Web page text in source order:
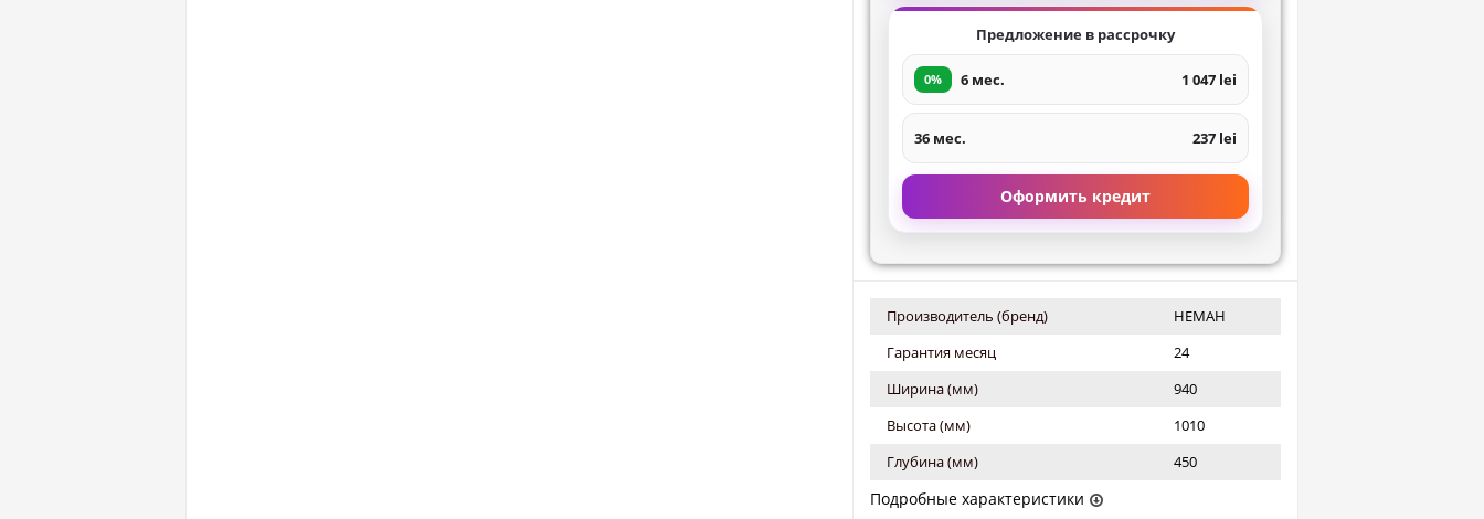
Предложение в рассрочку
0% 6 мес. 1 047 lei
36 мес. 237 lei
Оформить кредит
Производитель (бренд)
НЕМАН
Гарантия месяц
24
Ширина (мм)
940
Высота (мм)
1010
Глубина (мм)
450
Подробные характеристики